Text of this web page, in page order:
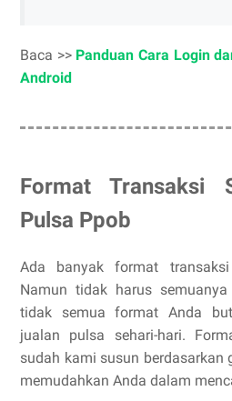
Baca >> Panduan Cara Login
Android
Format Transaksi
Pulsa Ppob
Ada banyak format
Namun tidak harus
tidak semua format Anda
jualan pulsa sehari-hari.
sudah kami susun berdasarkan
memudahkan Anda dalam